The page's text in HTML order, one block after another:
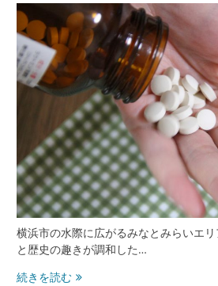
型
健
康
生
活
現
代
社
会
を
支
え
る
内
科
医
療
横浜市の水際に広がるみなとみらいエ
と歴史の趣きが調和した…
続きを読むみ